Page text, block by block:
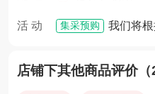
活 动 集采预购
店铺下其他商品评价（